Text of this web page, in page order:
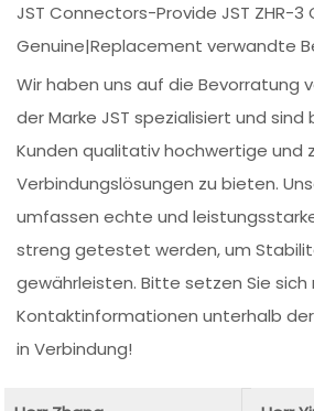
JST Connectors-Provide JST ZHR-
Genuine|Replacement verwandte
Wir haben uns auf die Bevorratung
der Marke JST spezialisiert und
Kunden qualitativ hochwertige und
Verbindungslösungen zu bieten.
umfassen echte und
streng getestet werden, um
gewährleisten. Bitte setzen Sie sich
Kontaktinformationen unterhalb
in Verbindung!